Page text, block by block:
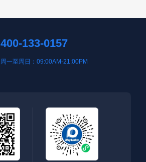
400-133-0157
周一至周日：09:00AM-21:00PM